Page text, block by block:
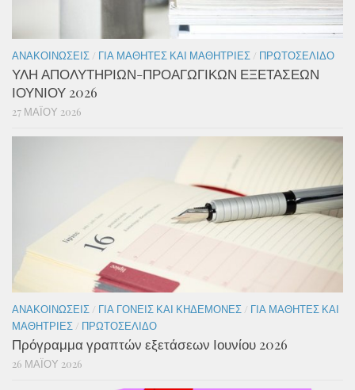
ΑΝΑΚΟΙΝΏΣΕΙΣ / ΓΙΑ ΜΑΘΗΤΈΣ ΚΑΙ ΜΑΘΉΤΡΙΕΣ / ΠΡΩΤΟΣΈΛΙΔΟ
ΥΛΗ ΑΠΟΛΥΤΗΡΙΩΝ-ΠΡΟΑΓΩΓΙΚΩΝ ΕΞΕΤΑΣΕΩΝ
ΙΟΥΝΙΟΥ 2026
27 ΜΑΪ́ΟΥ 2026
ΑΝΑΚΟΙΝΏΣΕΙΣ / ΓΙΑ ΓΟΝΕΊΣ ΚΑΙ ΚΗΔΕΜΌΝΕΣ / ΓΙΑ ΜΑΘΗΤΈΣ ΚΑΙ
ΜΑΘΉΤΡΙΕΣ / ΠΡΩΤΟΣΈΛΙΔΟ
Πρόγραμμα γραπτών εξετάσεων Ιουνίου 2026
26 ΜΑΪ́ΟΥ 2026